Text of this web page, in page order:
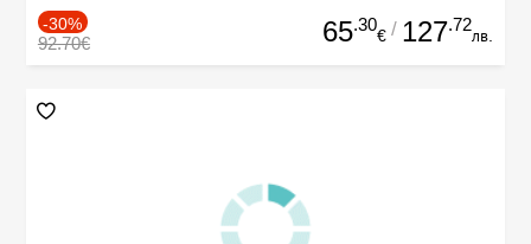
-30%
92.70€ 65.30
€ / 127.72
лв.